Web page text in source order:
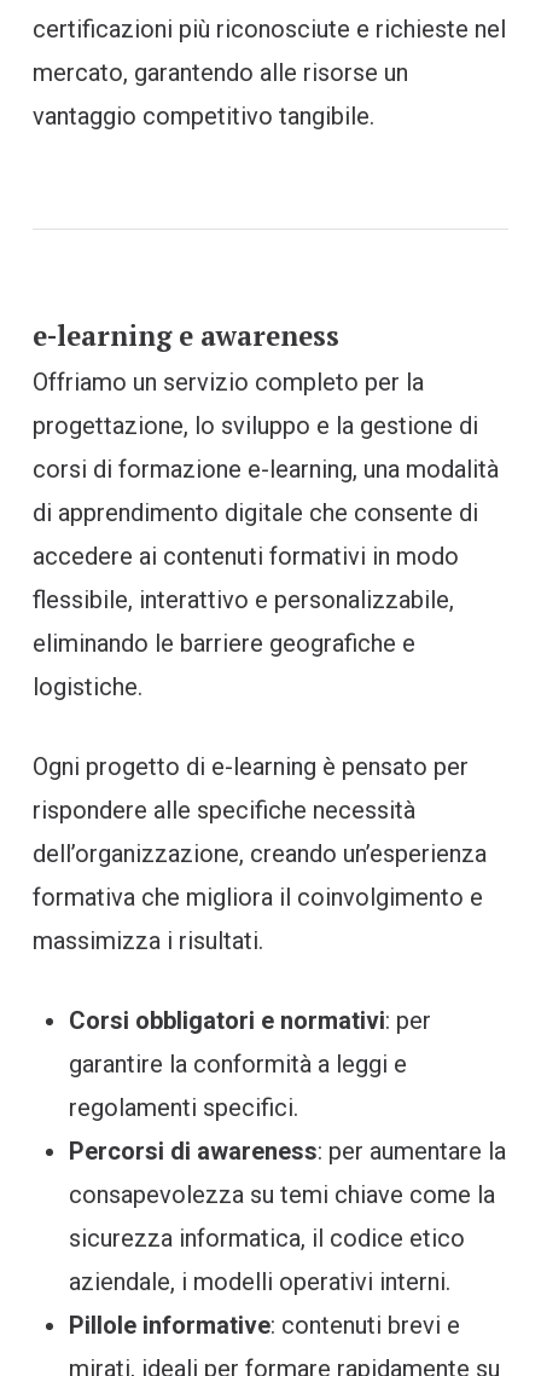
certificazioni più riconosciute e richieste nel
mercato, garantendo alle risorse un
vantaggio competitivo tangibile.
e-learning e awareness
Offriamo un servizio completo per la
progettazione, lo sviluppo e la gestione di
corsi di formazione e-learning, una modalità
di apprendimento digitale che consente di
accedere ai contenuti formativi in modo
flessibile, interattivo e personalizzabile,
eliminando le barriere geografiche e
logistiche.
Ogni progetto di e-learning è pensato per
rispondere alle specifiche necessità
dell’organizzazione, creando un’esperienza
formativa che migliora il coinvolgimento e
massimizza i risultati.
Corsi obbligatori e normativi: per
garantire la conformità a leggi e
regolamenti specifici.
Percorsi di awareness: per aumentare la
consapevolezza su temi chiave come la
sicurezza informatica, il codice etico
aziendale, i modelli operativi interni.
Pillole informative: contenuti brevi e
mirati, ideali per formare rapidamente su